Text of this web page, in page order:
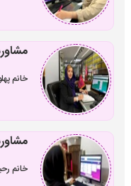
خانم
خانم